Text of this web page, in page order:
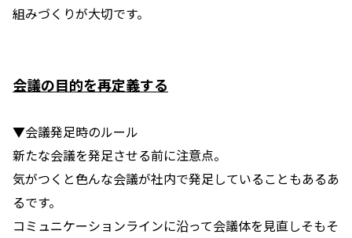
組みづくりが大切です。
会議の目的を再定義する
▼会議発足時のルール
新たな会議を発足させる前に注意点。
気がつくと色んな会議が社内で発足していることもあるあ
るです。
コミュニケーションラインに沿って会議体を見直しそもそ